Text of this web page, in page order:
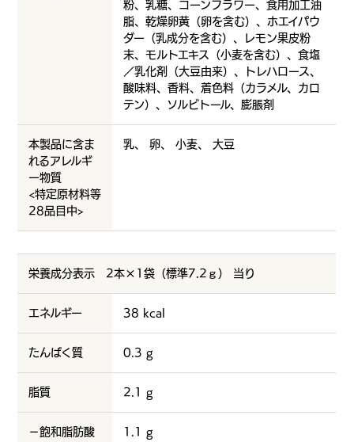
粉、乳糖、コーンフラワー、食用加工油
脂、乾燥卵黄（卵を含む）、ホエイパウ
ダー（乳成分を含む）、レモン果皮粉
末、モルトエキス（小麦を含む）、食塩
／乳化剤（大豆由来）、トレハロース、
酸味料、香料、着色料（カラメル、カロ
テン）、ソルビトール、膨脹剤
本製品に含ま
れるアレルギ
ー物質
<特定原材料等
28品目中>
乳、 卵、 小麦、 大豆
栄養成分表示 2本×1袋（標準7.2ｇ） 当り
エネルギー 38 kcal
たんぱく質 0.3 g
脂質 2.1 g
－飽和脂肪酸 1.1 g